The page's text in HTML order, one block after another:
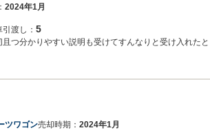
2024年1月
引渡し： 5
つ分かりやすい説明も受けてすんなりと受け入れたと
ツワゴン売却時期： 2024年1月